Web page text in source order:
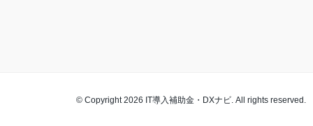
© Copyright 2026 IT導入補助金・DXナビ. All rights reserved.